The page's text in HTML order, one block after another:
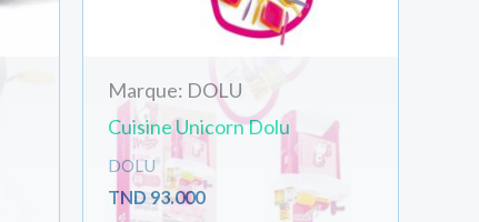
Livraison Articles très
Créer votre compte/se connecter rapidement et
Marque: DOLU
Cuisine Unicorn Dolu
DOLU
TND 93.000